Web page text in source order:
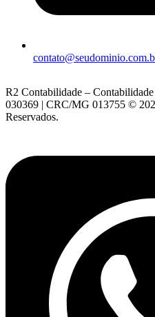
R2 Contabilidade –
030369 | CRC/MG 013755 ©
Reservados.